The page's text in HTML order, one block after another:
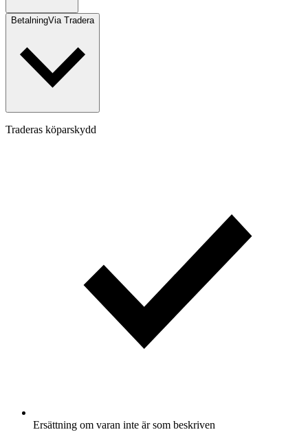
BetalningVia Tradera
Traderas köparskydd
Ersättning om varan inte är som beskriven